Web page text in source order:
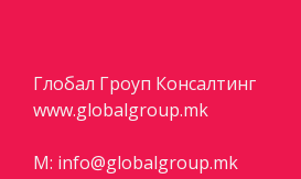
Глобал Гроуп Консалтинг
www.globalgroup.mk
M: info@globalgroup.mk